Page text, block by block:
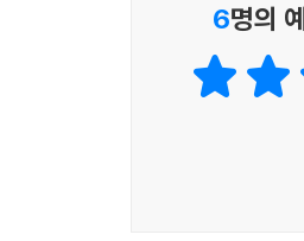
더 이상 레플리카가
6명의